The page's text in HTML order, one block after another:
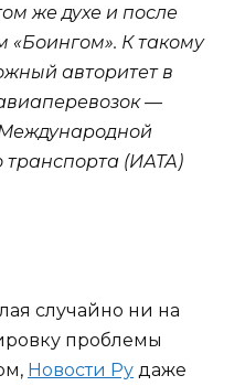
же духе и после
«Боингом». К такому
авторитет в
—
транспорта (ИАТА)
случайно ни на
проблемы
Новости Ру даже